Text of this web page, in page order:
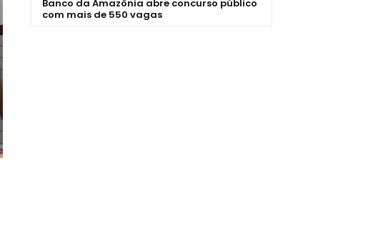
Banco da Amazônia abre concurso público
com mais de 550 vagas